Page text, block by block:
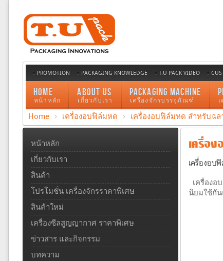
PROMOTION PACKAGING KNOWLEDGE T.U PACK VIDEO
HOME
หน้าหลัก
ABOUT US
เกี่ยวกับเรา
PACKAGING MACHINE
เครื่องจักรบรรจุภัณฑ์
Home เครื่องอบฟิล์มหด เครื่องอบฟิล์มหด สำหรับฉล
เครื่อง
เครื่องอบ
เครื่องอ
นิยมใช้กั
หน้าหลัก
เกี่ยวกับเรา
สินค้า
โปรโมชั่น เครื่องจักรราคาพิเศษ
สินค้าใหม่
เครื่องซีลสูญญากาศ ราคาพิเศษ
ข่าวสาร และกิจกรรม
บทความ